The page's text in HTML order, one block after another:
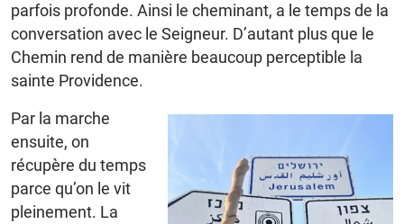
parfois profonde. Ainsi le cheminant, a le temps de la
conversation avec le Seigneur. D’autant plus que le
Chemin rend de manière beaucoup perceptible la
sainte Providence.
Par la marche
ensuite, on
récupère du temps
parce qu’on le vit
pleinement. La